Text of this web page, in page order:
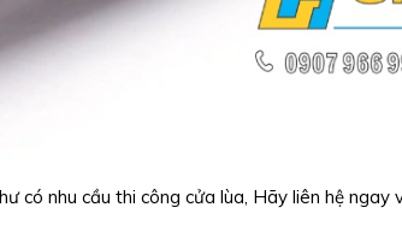
nhu cầu thi công cửa lùa, Hãy liên hệ ngay